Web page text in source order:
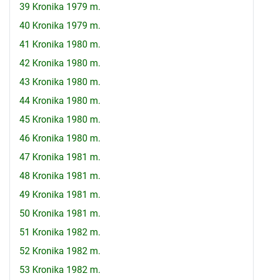
39 Kronika 1979 m.
40 Kronika 1979 m.
41 Kronika 1980 m.
42 Kronika 1980 m.
43 Kronika 1980 m.
44 Kronika 1980 m.
45 Kronika 1980 m.
46 Kronika 1980 m.
47 Kronika 1981 m.
48 Kronika 1981 m.
49 Kronika 1981 m.
50 Kronika 1981 m.
51 Kronika 1982 m.
52 Kronika 1982 m.
53 Kronika 1982 m.